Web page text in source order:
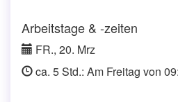
Arbeitstage & -zeiten
FR., 20. Mrz
ca. 5 Std.: Am Freitag von